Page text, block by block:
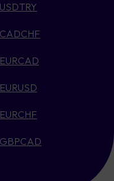
USDTRY
CADCHF
EURCAD
EURUSD
EURCHF
GBPCAD